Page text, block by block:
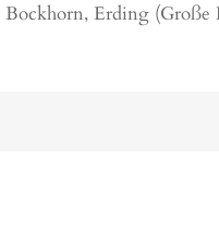
Bockhorn, Erding (Große